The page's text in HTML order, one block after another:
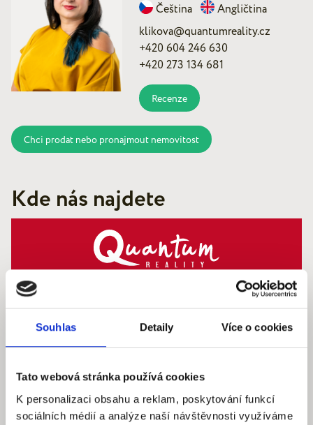
Souhlas Detaily Více o cookies
Tato webová stránka používá cookies
K personalizaci obsahu a reklam, poskytování funkcí
sociálních médií a analýze naší návštěvnosti využíváme
Čeština
Angličtina
klikova@quantumreality.cz
+420 604 246 630
+420 273 134 681
Recenze
Chci prodat nebo pronajmout nemovitost
Kde nás najdete
Šafaříkova 201/17
120 00 Praha 2 – Vinohrady
IČ: 290‍ 32‍ 792
Pracovní dny: 9.00 – 18.00 hod
info@quantumreality.cz
+420 730 154 732/+420 273 134 681